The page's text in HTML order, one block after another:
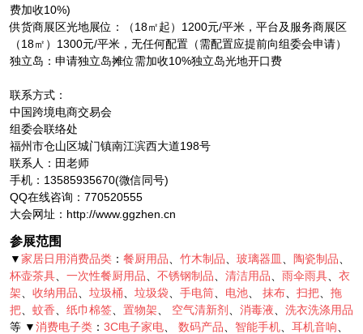
费加收10%)
供货商展区光地展位：（18㎡起）1200元/平米，平台及服务商展区
（18㎡）1300元/平米，无任何配置（需配置应提前向组委会申请）
独立岛：申请独立岛摊位需加收10%独立岛光地开口费
联系方式：
中国跨境电商交易会
组委会联络处
福州市仓山区城门镇南江滨西大道198号
联系人：田老师
手机：13585935670(微信同号)
QQ在线咨询：770520555
大会网址：http://www.ggzhen.cn
参展范围
▼家居日用消费品类 ： 餐厨用品 竹木制品 玻璃器皿 陶瓷制品
杯壶茶具
一次性餐厨用品 不锈钢制品 清洁用品 雨伞雨具
衣
架
收纳用品 垃圾桶 垃圾袋 手电筒 电池 抹布 扫把
拖
把
蚊香 纸巾棉签 置物架 空气清新剂 消毒液
洗衣洗涤用品
等 ▼消费电子类 ： 3C电子家电 数码产品 智能手机 耳机音响